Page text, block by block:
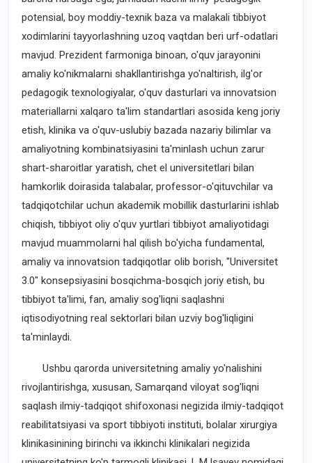
potensial, boy moddiy-texnik baza va malakali tibbiyot
xodimlarini tayyorlashning uzoq vaqtdan beri urf-odatlari
mavjud. Prezident farmoniga binoan, o'quv jarayonini
amaliy ko'nikmalarni shakllantirishga yo'naltirish, ilg'or
pedagogik texnologiyalar, o'quv dasturlari va innovatsion
materiallarni xalqaro ta'lim standartlari asosida keng joriy
etish, klinika va o'quv-uslubiy bazada nazariy bilimlar va
amaliyotning kombinatsiyasini ta'minlash uchun zarur
shart-sharoitlar yaratish, chet el universitetlari bilan
hamkorlik doirasida talabalar, professor-o'qituvchilar va
tadqiqotchilar uchun akademik mobillik dasturlarini ishlab
chiqish, tibbiyot oliy o'quv yurtlari tibbiyot amaliyotidagi
mavjud muammolarni hal qilish bo'yicha fundamental,
amaliy va innovatsion tadqiqotlar olib borish, "Universitet
3.0" konsepsiyasini bosqichma-bosqich joriy etish, bu
tibbiyot ta'limi, fan, amaliy sog'liqni saqlashni
iqtisodiyotning real sektorlari bilan uzviy bog'liqligini
ta'minlaydi.
Ushbu qarorda universitetning amaliy yo'nalishini
rivojlantirishga, xususan, Samarqand viloyat sog'liqni
saqlash ilmiy-tadqiqot shifoxonasi negizida ilmiy-tadqiqot
reabilitatsiyasi va sport tibbiyoti instituti, bolalar xirurgiya
klinikasinining birinchi va ikkinchi klinikalari negizida